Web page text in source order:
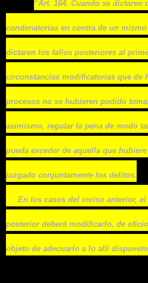
“Art. 164. Cuando se dictaren
condenatorias en contra de un
dictaren los fallos posteriores al
circunstancias modificatorias que de
procesos no se hubieren podido
asimismo, regular la pena de modo
pueda exceder de aquella que
juzgado conjuntamente los delitos.
En los casos del inciso anterior, el
posterior deberá modificarlo, de
objeto de adecuarlo a lo allí